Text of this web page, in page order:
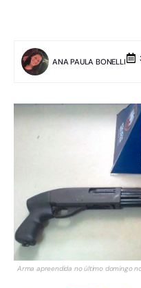
ANA PAULA BONELLI
Arma apreendida no último domingo